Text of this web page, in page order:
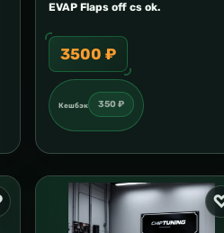
EVAP Flaps off cs ok.
3500 ₽
Кешбэк 350 ₽